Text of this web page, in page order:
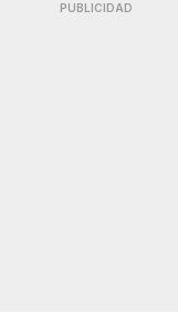
PUBLICIDAD